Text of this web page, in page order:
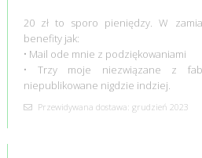
20 zł to sporo pieniędzy. W
benefity jak:
• Mail ode mnie z podziękowaniami
• Trzy moje niezwiązane z
niepublikowane nigdzie indziej.
Przewidywana dostawa: grudzień 2023